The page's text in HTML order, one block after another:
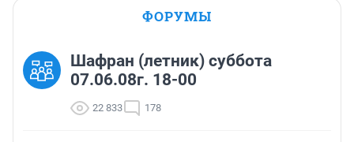
ФОРУМЫ
Шафран (летник) суббота
07.06.08г. 18-00
22 833 178